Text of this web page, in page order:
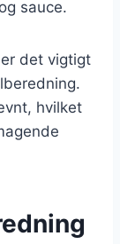
sauce.
det vigtigt
hvilket